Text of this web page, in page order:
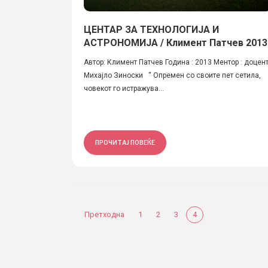
ЦЕНТАР ЗА ТЕХНОЛОГИЈА И
АСТРОНОМИЈА / Климент Патчев 2013
Автор: Климент Патчев Година : 2013 Ментор : доцент
Михајло Зиноски “ Опремен со своите пет сетила,
човекот го истражува...
ПРОЧИТАЈ ПОВЕЌЕ
Претходна 1 2 3 4